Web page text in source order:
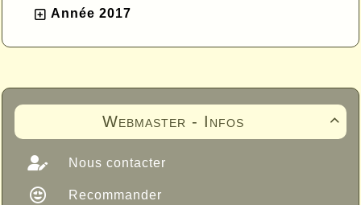
Année 2017

Webmaster - Infos
Nous contacter
Recommander